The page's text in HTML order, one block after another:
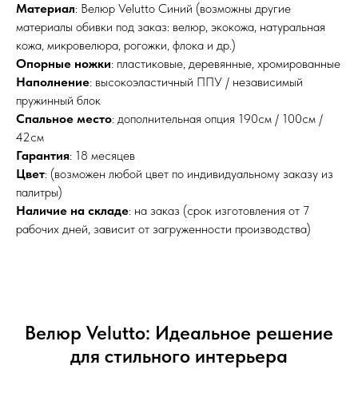
Материал: Велюр Velutto Синий (возможны другие
материалы обивки под заказ: велюр, экокожа, натуральная
кожа, микровелюра, рогожки, флока и др.)
Опорные ножки: пластиковые, деревянные, хромированные
Наполнение: высокоэластичный ППУ / независимый
пружинный блок
Спальное место: дополнительная опция 190см / 100см /
42см
Гарантия: 18 месяцев
Цвет: (возможен любой цвет по индивидуальному заказу из
палитры)
Наличие на складе: на заказ (срок изготовления от 7
рабочих дней, зависит от загруженности производства)
Велюр Velutto: Идеальное решение
для стильного интерьера